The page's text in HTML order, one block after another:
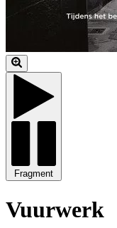
Fragment
Vuurwerk